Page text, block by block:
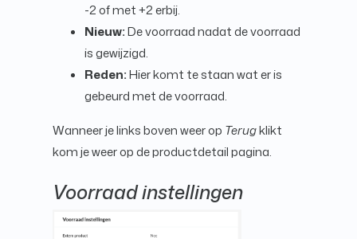
-2 of met +2 erbij.
Nieuw:De voorraad nadat de voorraad
is gewijzigd.
Reden:Hier komt te staan wat er is
gebeurd met de voorraad.
Wanneer je links boven weer op Terugklikt
kom je weer op de productdetail pagina.
Voorraad instellingen